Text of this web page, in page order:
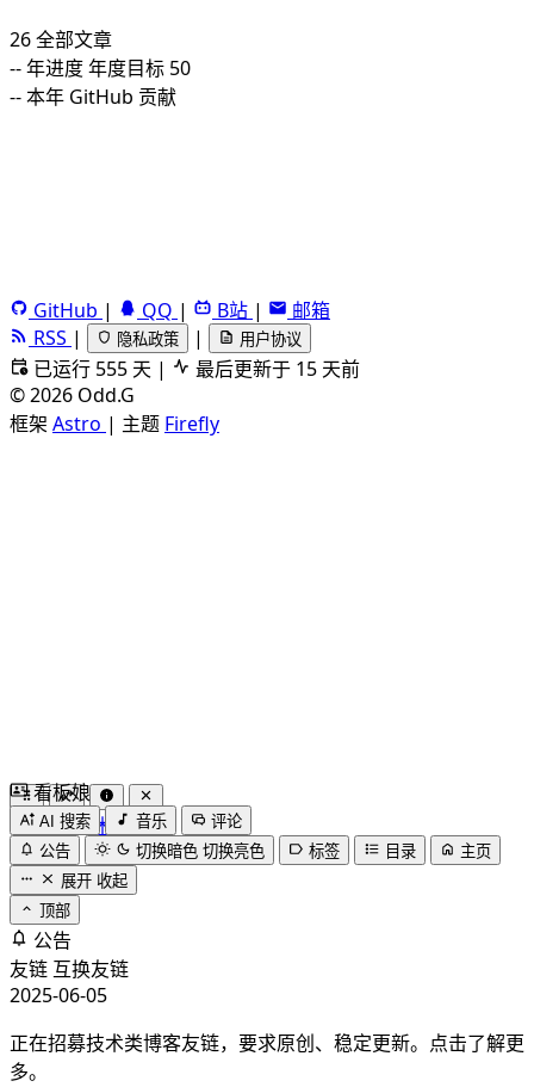
26全部文章
--年进度年度目标 50
--本年 GitHub 贡献
GitHub | QQ | B站 |
邮箱
RSS | 隐私政策 | 用户协议
已运行 555 天 |
最后更新于 15 天前
©2026 Odd.G
框架 Astro | 主题 Firefly
by 木果阿木果
看板娘
AI 搜索 音乐
评论
公告
切换暗色 切换亮色 标签 目录
主页
展开 收起
顶部
公告
友链 互换友链
2025-06-05
正在招募技术类博客友链，要求原创、稳定更新。点击了解更
多。